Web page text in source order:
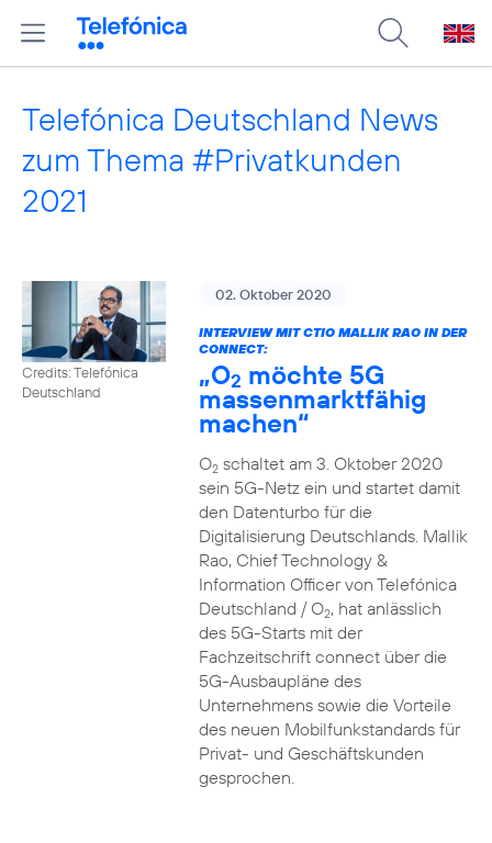
Telefónica Deutschland News
zum Thema #Privatkunden
2021
Credits: Telefónica
Deutschland
02. Oktober 2020
INTERVIEW MIT CTIO MALLIK RAO IN DER
CONNECT:
„O2 möchte 5G
massenmarktfähig
machen“
O2schaltet am 3. Oktober 2020
sein 5G-Netz ein und startet damit
den Datenturbo für die
Digitalisierung Deutschlands. Mallik
Rao, Chief Technology &
Information Officer von Telefónica
Deutschland / O2, hat anlässlich
des 5G-Starts mit der
Fachzeitschrift connect über die
5G-Ausbaupläne des
Unternehmens sowie die Vorteile
des neuen Mobilfunkstandards für
Privat- und Geschäftskunden
gesprochen.